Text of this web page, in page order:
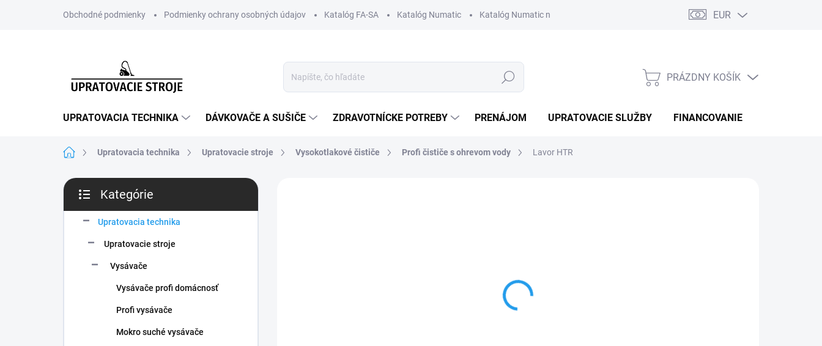
Obchodné podmienky Podmienky ochrany osobných údajov Katalóg FA-SA Katalóg Numatic Katalóg Numatic náhradné diely EUR
Hľadať
NÁKUPNÝ
PRÁZDNY KOŠÍK
UPRATOVACIA TECHNIKA DÁVKOVAČE A SUŠIČE ZDRAVOTNÍCKE POTREBY PRENÁJOM UPRATOVACIE SLUŽBY FINANCOVANIE
DomovUpratovacia technika Upratovacie stroje Vysokotlakové čističe Profi čističe s ohrevom vody Lavor HTR
B
č
kategórie
Kategórie
Upratovacia technika
Upratovacie stroje
Vysávače
Vysávače profi domácnosť
Profi vysávače
Mokro suché vysávače